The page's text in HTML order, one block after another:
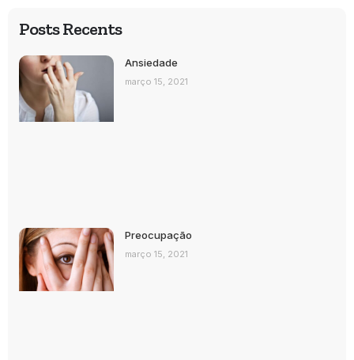
Posts Recents
Ansiedade
março 15, 2021
Preocupação
março 15, 2021